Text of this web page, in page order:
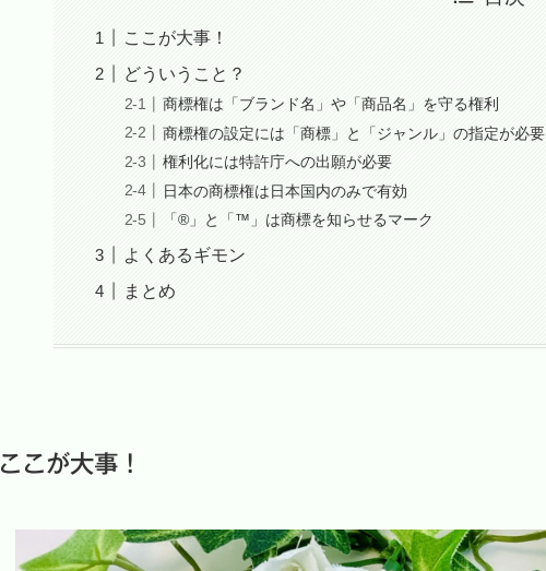
ここが大事！
どういうこと？
商標権は「ブランド名」や「商品名」を守る権利
商標権の設定には「商標」と「ジャンル」の指定が必要
権利化には特許庁への出願が必要
日本の商標権は日本国内のみで有効
「®」と「™」は商標を知らせるマーク
よくあるギモン
まとめ
ここが大事！